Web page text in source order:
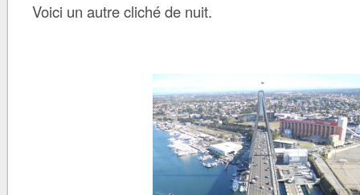
Voici un autre cliché de nuit.